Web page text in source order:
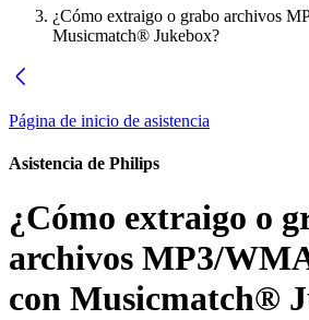
¿Cómo extraigo o grabo archivos
Musicmatch® Jukebox?
Página de inicio de asistencia
Asistencia de Philips
¿Cómo extraigo o
archivos MP3/
con Musicmatch®